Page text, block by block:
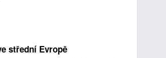
střední Evropě